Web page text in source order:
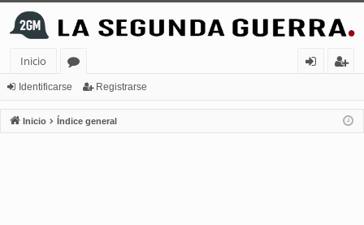
Inicio
or
os
nt
ifi
ist
ra
Identificarse Registrarse
Inicio Índice general